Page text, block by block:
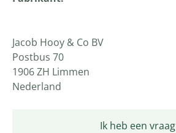
Ik heb een vraag
Jacob Hooy & Co BV
Postbus 70
1906 ZH Limmen
Nederland